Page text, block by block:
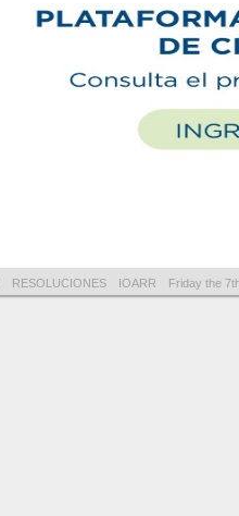
RESOLUCIONES IOARR Friday the